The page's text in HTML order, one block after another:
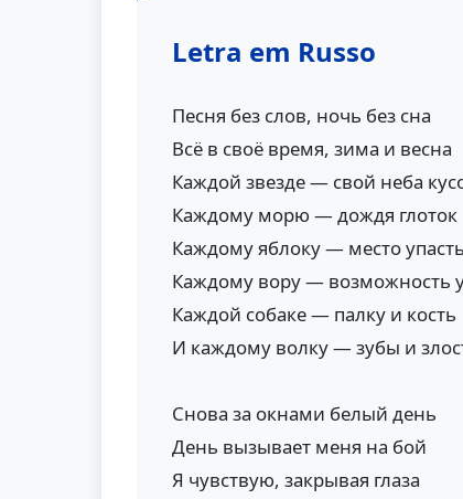
Letra em Russo
Песня без слов, ночь без сна
Всё в своё время, зима и весна
Каждой звезде — свой неба
Каждому морю — дождя глоток
Каждому яблоку — место упасть
Каждому вору — возможность
Каждой собаке — палку и кость
И каждому волку — зубы и
Снова за окнами белый день
День вызывает меня на бой
Я чувствую, закрывая глаза